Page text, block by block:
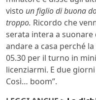
visto un figlio di buona
troppo. Ricordo che
serata intera a suonare
andare a casa perché
05.30 per il turno in
licenziarmi. E due
Così… boom”.